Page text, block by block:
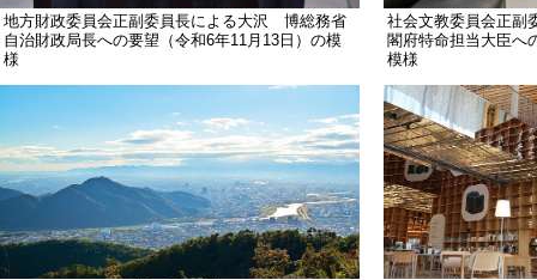
地方財政委員会正副委員長による大沢 博総務省
自治財政局長への要望（令和6年11月13日）の模
様
社会文教委員会正副
閣府特命担当大臣へ
模様